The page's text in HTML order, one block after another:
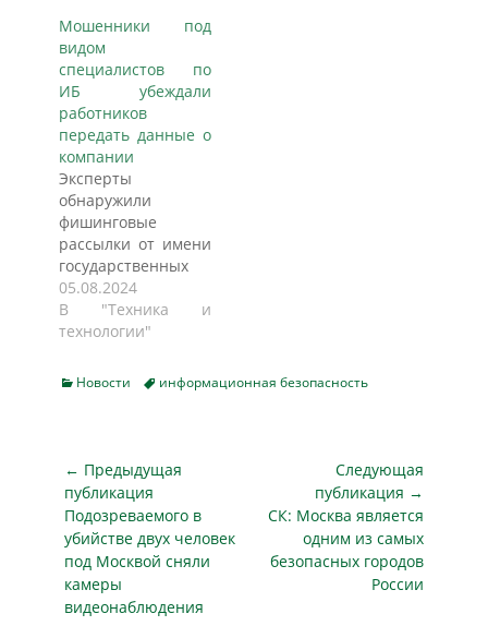
состоялось
расширенное
заседание
Координационного
совета по вопросам
частной охранной
деятельности при
территориальном
органе ведомства.
Участниками
совещания стали
врио председателя
Координационного
совета заместитель
начальника
начальник ЦЛРР
майор полиции
Сергей Гусаров,
руководитель
регионального…
Мошенники под
видом
специалистов по
ИБ убеждали
работников
передать данные о
компании
Эксперты
обнаружили
фишинговые
рассылки от имени
государственных
организаций с
предупреждением
о проведении
информационной
безопасности" для
компаний.
Злоумышленники
под видом
специалистов по
информационной
безопасности (ИБ)
связывались с
работниками и
05.08.2024
В "Техника и
технологии"
Categories
Новости Tagsинформационная безопасность
Навигация
по
записям
← Предыдущая
публикация
Предыдущая
публикация
Подозреваемого в
убийстве двух человек
под Москвой сняли
камеры
видеонаблюдения
Следующая
публикация →
Следующая
публикация
СК: Москва является
одним из самых
безопасных городов
России